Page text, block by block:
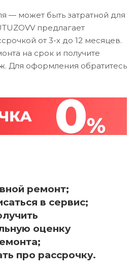
— может быть затратной для
предлагает
от 3-х до 12 месяцев.
на срок и получите
Для оформления обратитесь
ремонт;
в сервис;
оценку
про рассрочку.